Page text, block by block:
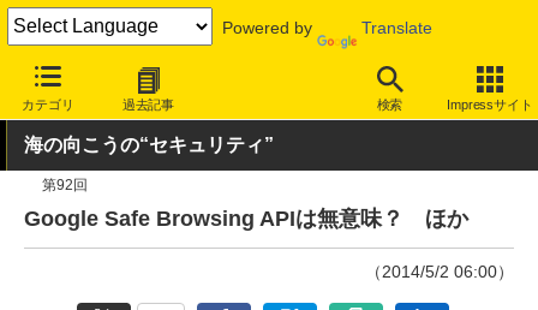
Powered by Translate
カテゴリ 過去記事 検索 Impressサイト
INTERNET Watch トピック その他
海の向こうの“セキュリティ”
第92回
Google Safe Browsing APIは無意味？ ほか
（2014/5/2 06:00）